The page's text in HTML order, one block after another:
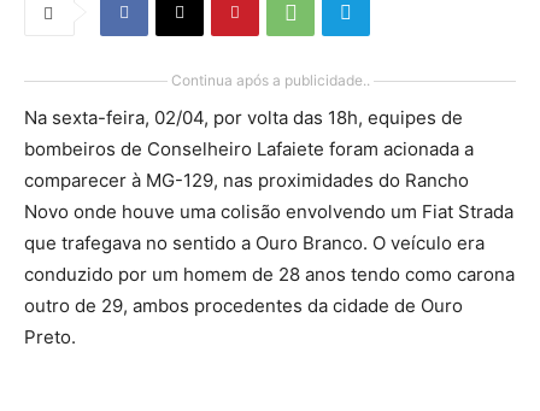
Continua após a publicidade..
Na sexta-feira, 02/04, por volta das 18h, equipes de
bombeiros de Conselheiro Lafaiete foram acionada a
comparecer à MG-129, nas proximidades do Rancho
Novo onde houve uma colisão envolvendo um Fiat Strada
que trafegava no sentido a Ouro Branco. O veículo era
conduzido por um homem de 28 anos tendo como carona
outro de 29, ambos procedentes da cidade de Ouro
Preto.